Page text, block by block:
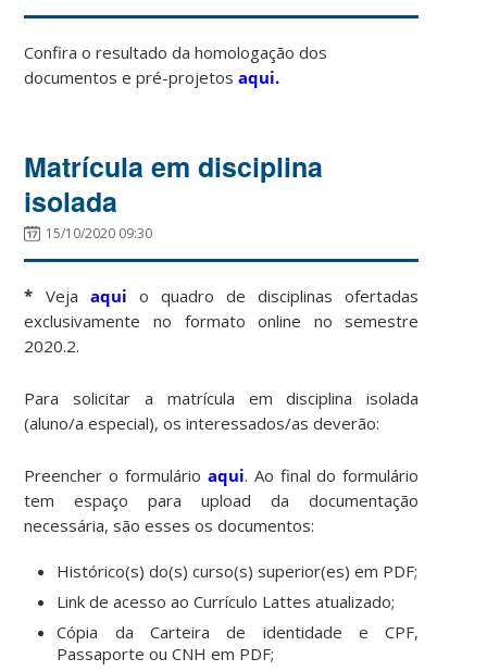
Confira o resultado da homologação dos
documentos e pré-projetosaqui.
Matrícula em disciplina
isolada
15/10/2020 09:30
* Veja aqui o quadro de disciplinas ofertadas
exclusivamente no formato online no semestre
2020.2.
Para solicitar a matrícula em disciplina isolada
(aluno/a especial), os interessados/as deverão:
Preencher o formulário aqui. Ao final do formulário
tem espaço para upload da documentação
necessária, são esses os documentos:
Histórico(s) do(s) curso(s) superior(es) em PDF;
Link de acesso ao Currículo Lattes atualizado;
Cópia da Carteira de identidade e CPF,
Passaporte ou CNH em PDF;